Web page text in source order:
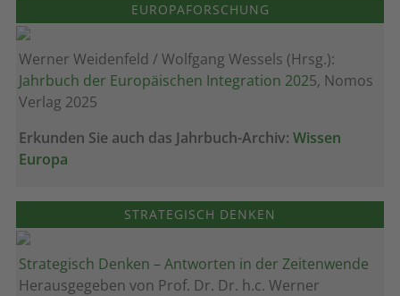
EUROPAFORSCHUNG
Werner Weidenfeld / Wolfgang Wessels (Hrsg.):
Jahrbuch der Europäischen Integration 2025, Nomos
Verlag 2025
Erkunden Sie auch das Jahrbuch-Archiv: Wissen
Europa
STRATEGISCH DENKEN
Strategisch Denken – Antworten in der Zeitenwende
Herausgegeben von Prof. Dr. Dr. h.c. Werner